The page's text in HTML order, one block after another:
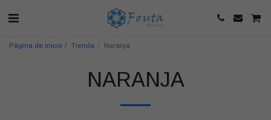
Página de inicio Tienda Naranja
NARANJA